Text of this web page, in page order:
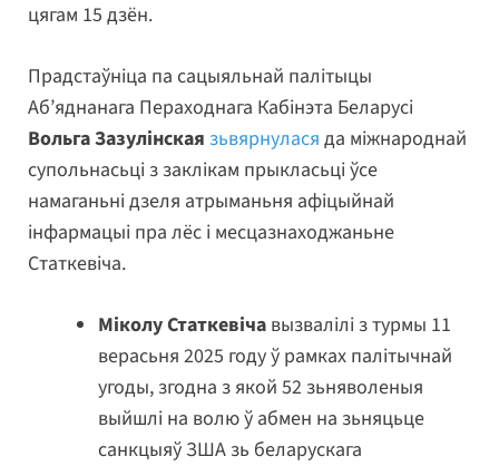
цягам 15 дзён.
Прадстаўніца па сацыяльнай палітыцы
Аб’яднанага Пераходнага Кабінэта Беларусі
Вольга Зазулінская зьвярнулася да міжнароднай
супольнасьці з заклікам прыкласьці ўсе
намаганьні дзеля атрыманьня афіцыйнай
інфармацыі пра лёс і месцазнаходжаньне
Статкевіча.
Міколу Статкевіча вызвалілі з турмы 11
верасьня 2025 году ў рамках палітычнай
угоды, згодна з якой 52 зьняволеныя
выйшлі на волю ў абмен на зьняцьце
санкцыяў ЗША зь беларускага